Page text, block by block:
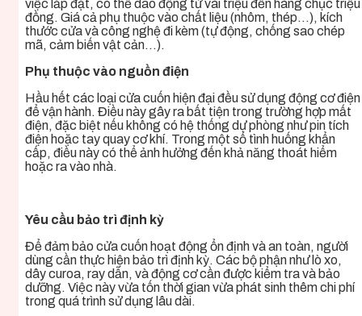
việc lắp đặt, có thể dao động từ vài triệu đến hàng chục triệu
đồng. Giá cả phụ thuộc vào chất liệu (nhôm, thép…), kích
thước cửa và công nghệ đi kèm (tự động, chống sao chép
mã, cảm biến vật cản…).
Phụ thuộc vào nguồn điện
Hầu hết các loại cửa cuốn hiện đại đều sử dụng động cơ điện
để vận hành. Điều này gây ra bất tiện trong trường hợp mất
điện, đặc biệt nếu không có hệ thống dự phòng như pin tích
điện hoặc tay quay cơ khí. Trong một số tình huống khẩn
cấp, điều này có thể ảnh hưởng đến khả năng thoát hiểm
hoặc ra vào nhà.
Yêu cầu bảo trì định kỳ
Để đảm bảo cửa cuốn hoạt động ổn định và an toàn, người
dùng cần thực hiện bảo trì định kỳ. Các bộ phận như lò xo,
dây curoa, ray dẫn, và động cơ cần được kiểm tra và bảo
dưỡng. Việc này vừa tốn thời gian vừa phát sinh thêm chi phí
trong quá trình sử dụng lâu dài.